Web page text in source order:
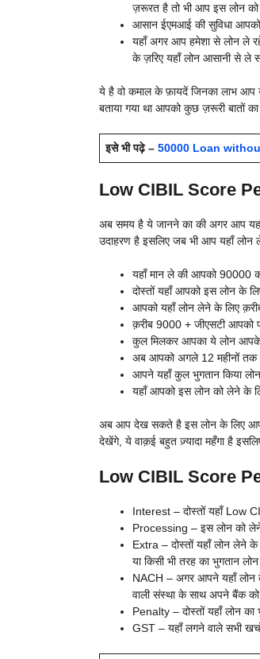
ज़रूरत है तो भी आप इस लोन
आसान ईएमआई की सुविधा
यहाँ अगर आप हमेशा से लोन ले
के ज़रिए यहाँ लोन आसानी से ले
ये है वो कमाल के फ़ायदें जिनका लाभ आप
बताया गया था आपको कुछ ज़रूरी बातों
इसे भी पढ़े – 50000 Loan without
Low CIBIL Score
अब समय है ये जानने का की अगर आप
उदाहरण है इसलिए जब भी आप यहाँ
यहाँ मान ले की आपको 90000
दोस्तों यहाँ आपको इस लोन के
आपको यहाँ लोन लेने के लिए
क़रीब 9000 + जीएसटी आपको
कुल मिलकर आपका ये लोन
अब आपको अगले 12 महीनों तक
आपने यहाँ कुल भुगतान किया
यहाँ आपको इस लोन को लेने के
अब आप देख सकते है इस लोन के लिए आपको
देखेंगे, ये वाक़ई बहुत ज़्यादा महँगा है
Low CIBIL Score
Interest – दोस्तों यहाँ Low
Processing – इस लोन को लेने
Extra – दोस्तों यहाँ लोन लेने के
या किसी भी तरह का भुगतान
NACH – अगर आपने यहाँ लोन
वाली संस्था के साथ अपने बैंक को
Penalty – दोस्तों यहाँ लोन का
GST – यहाँ लगने वाले सभी